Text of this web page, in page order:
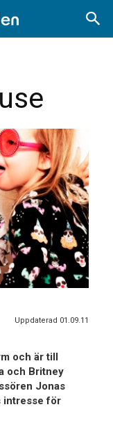
Uppdaterad 01.09.11
och är till
och Britney
Jonas
intresse för